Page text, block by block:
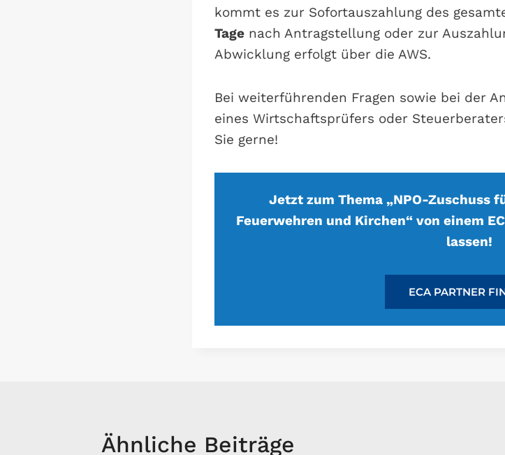
kommt es zur Sofortauszahlung des
Tage nach Antragstellung oder zur
Abwicklung erfolgt über die AWS.
Bei weiterführenden Fragen sowie bei der
eines Wirtschaftsprüfers oder
Sie gerne!
Jetzt zum Thema „NPO-Zuschuss
Feuerwehren und Kirchen“ von einem
lassen!
ECA PARTNER
Ähnliche Beiträge